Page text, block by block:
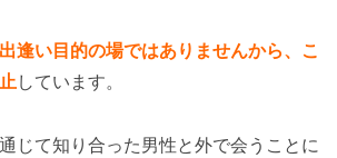
出逢い目的の場ではありませんから、こ
しています。
じて知り合った男性と外で会うことに